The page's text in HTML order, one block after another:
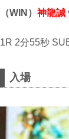
（WIN）神龍誠
1R 2分55秒
入場